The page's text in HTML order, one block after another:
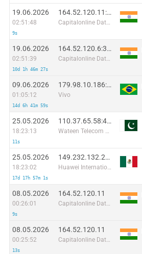
19.06.2026
02:51:48
9s
164.52.120.11:57741
Capitalonline Data Service (HK) Co
19.06.2026
02:51:39
10d 1h 46m 27s
164.52.120.6:32609
Capitalonline Data Service (HK) Co
09.06.2026
01:05:12
14d 6h 41m 59s
179.98.10.186:54398
Vivo
25.05.2026
18:23:13
11s
110.37.65.58:48216
Wateen Telecom Limited
25.05.2026
18:23:02
17d 17h 57m 1s
149.232.132.220:56600
Huawei International Pte. Ltd.
08.05.2026
00:26:01
9s
164.52.120.11
Capitalonline Data Service (HK) Co
08.05.2026
00:25:52
13s
164.52.120.11
Capitalonline Data Service (HK) Co